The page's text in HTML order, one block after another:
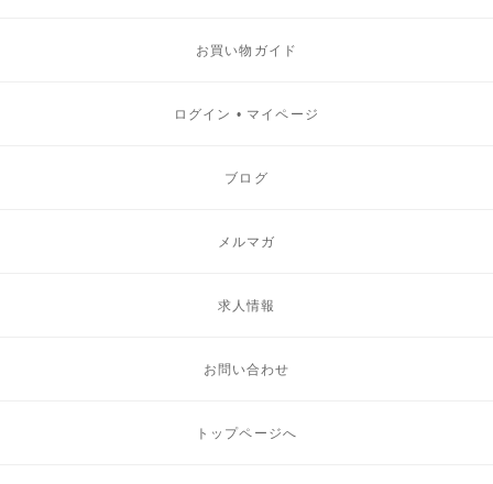
お買い物ガイド
ログイン • マイページ
ブログ
メルマガ
求人情報
お問い合わせ
トップページへ